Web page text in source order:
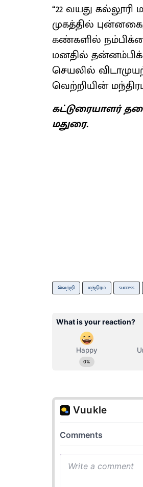
“22 வயது
முகத்தில்
கண்களில்
மனதில்
செயலில்
வெற்றியின்
கட்டுரையாளர்
மதுரை.
வெற்றி மந்திரம் success